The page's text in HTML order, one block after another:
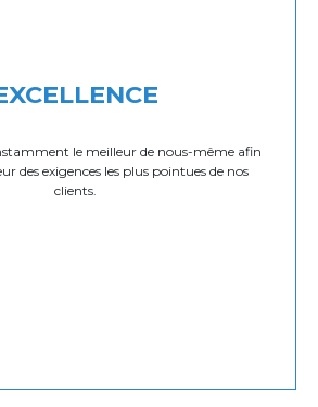
le meilleur de nous-même afin
des exigences les plus pointues de nos
clients.